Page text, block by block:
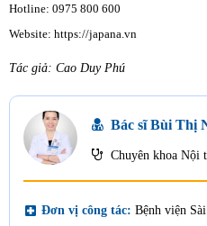
Hotline: 0975 800 600
Website: https://japana.vn
Tác giả: Cao Duy Phú
Bác sĩ Bùi Thị
Chuyên khoa Nội
local_hospital Đơn vị công tác: Bệnh viện